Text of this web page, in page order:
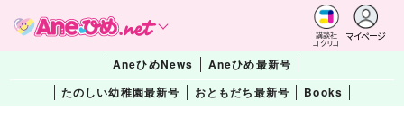
講談社
コクリコ
マイページ
AneひめNews
Aneひめ最新号
たのしい幼稚園最新号
おともだち最新号 Books